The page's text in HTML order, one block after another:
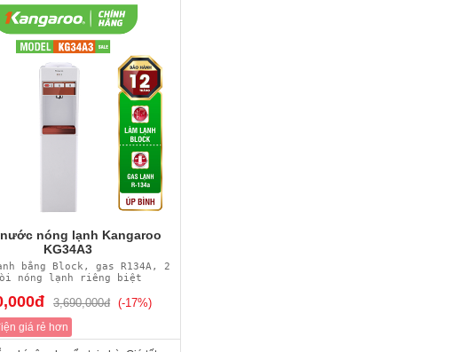
nóng lạnh Kangaroo
KG34A3
bằng Block, gas R134A, 2
nóng lạnh riêng biệt
3,690,000đ (-17%)
giá rẻ hơn